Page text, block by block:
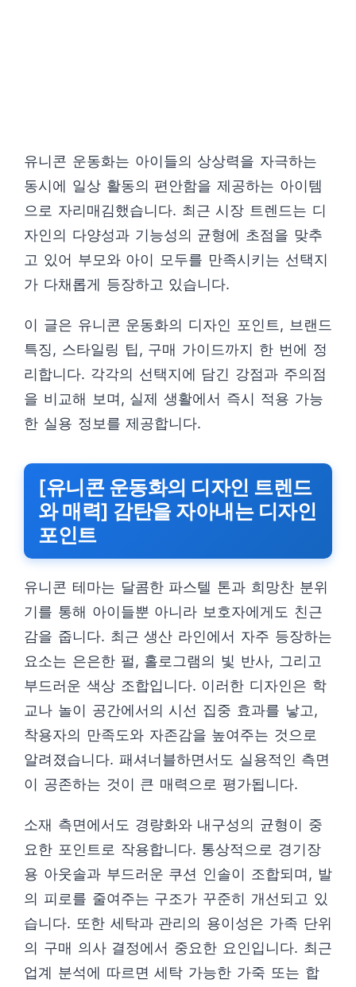
유니콘 운동화는 아이들의 상상력을 자극하는
동시에 일상 활동의 편안함을 제공하는 아이템
으로 자리매김했습니다. 최근 시장 트렌드는 디
자인의 다양성과 기능성의 균형에 초점을 맞추
고 있어 부모와 아이 모두를 만족시키는 선택지
가 다채롭게 등장하고 있습니다.
이 글은 유니콘 운동화의 디자인 포인트, 브랜드
특징, 스타일링 팁, 구매 가이드까지 한 번에 정
리합니다. 각각의 선택지에 담긴 강점과 주의점
을 비교해 보며, 실제 생활에서 즉시 적용 가능
한 실용 정보를 제공합니다.
[유니콘 운동화의 디자인 트렌드
와 매력] 감탄을 자아내는 디자인
포인트
유니콘 테마는 달콤한 파스텔 톤과 희망찬 분위
기를 통해 아이들뿐 아니라 보호자에게도 친근
감을 줍니다. 최근 생산 라인에서 자주 등장하는
요소는 은은한 펄, 홀로그램의 빛 반사, 그리고
부드러운 색상 조합입니다. 이러한 디자인은 학
교나 놀이 공간에서의 시선 집중 효과를 낳고,
착용자의 만족도와 자존감을 높여주는 것으로
알려졌습니다. 패셔너블하면서도 실용적인 측면
이 공존하는 것이 큰 매력으로 평가됩니다.
소재 측면에서도 경량화와 내구성의 균형이 중
요한 포인트로 작용합니다. 통상적으로 경기장
용 아웃솔과 부드러운 쿠션 인솔이 조합되며, 발
의 피로를 줄여주는 구조가 꾸준히 개선되고 있
습니다. 또한 세탁과 관리의 용이성은 가족 단위
의 구매 의사 결정에서 중요한 요인입니다. 최근
업계 분석에 따르면 세탁 가능한 가죽 또는 합